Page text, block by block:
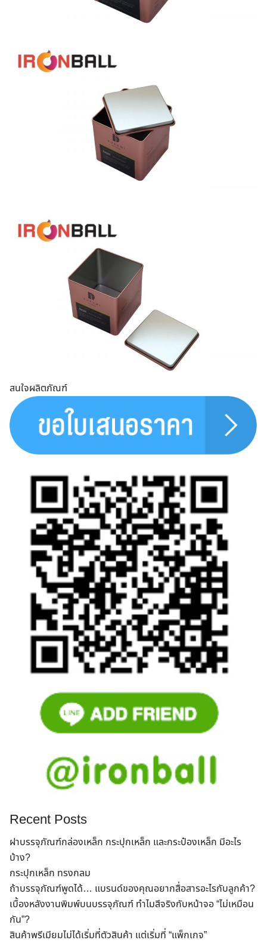
for:
สนใจผลิตภัณฑ์
Recent Posts
ฝาบรรจุภัณฑ์กล่องเหล็ก กระปุกเหล็ก และกระป๋องเหล็ก มีอะไร
บ้าง?
กระปุกเหล็ก ทรงกลม
ถ้าบรรจุภัณฑ์พูดได้… แบรนด์ของคุณอยากสื่อสารอะไรกับลูกค้า?
เบื้องหลังงานพิมพ์บนบรรจุภัณฑ์ ทำไมสีจริงกับหน้าจอ “ไม่เหมือน
กัน”?
สินค้าพรีเมียมไม่ได้เริ่มที่ตัวสินค้า แต่เริ่มที่ “แพ็กเกจ”